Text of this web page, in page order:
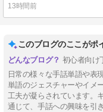
13時間前
このブログのここがポ
初心者向け
日常の様々な手話単語や表
単語のジェスチャーやイメ
工夫が凝らされています。
通じて、手話への興味を引